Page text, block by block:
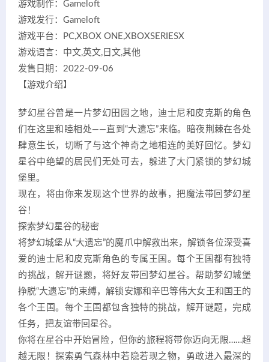
游戏制作：Gameloft
游戏发行：Gameloft
游戏平台：PC,XBOX ONE,XBOXSERIESX
游戏语言：中文,英文,日文,其他
发售日期：2022-09-06
【游戏介绍】
梦幻星谷曾是一片梦幻田园之地，迪士尼和皮克斯的角色
们在这里和睦相处——直到“大遗忘”来临。暗夜荆棘在各处
肆意生长，切断了与这个神奇之地相连的美好回忆。梦幻
星谷中绝望的居民们无处可去，躲进了大门紧锁的梦幻城
堡里。
现在，将由你来发现这个世界的故事，把魔法带回梦幻星
谷！
探索梦幻星谷的秘密
将梦幻城堡从“大遗忘”的魔爪中解救出来，解锁各位深受喜
爱的迪士尼和皮克斯角色的专属王国。每个王国都有独特
的挑战，解开谜题，将好友带回梦幻星谷。帮助梦幻城堡
挣脱“大遗忘”的束缚，解锁安娜和辛巴等伟大女王和国王的
各个王国。每个王国都包含独特的挑战，解开谜题，完成
任务，把友谊带回星谷。
你将在星谷中开始冒险，但你的旅程将带你迈向无限……超
越无限！探索勇气森林中若隐若现之物，勇敢进入最深的